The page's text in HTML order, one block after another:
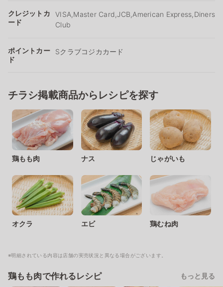
クレジットカ
ード
VISA,Master Card,JCB,American Express,Diners
Club
ポイントカー
ド
Sクラブコジカカード
チラシ掲載商品からレシピを探す
鶏もも肉 ナス じゃがいも
オクラ エビ 鶏むね肉
※明細されている内容は店舗の実売状況と異なる場合がございます。
鶏もも肉で作れるレシピ もっと見る